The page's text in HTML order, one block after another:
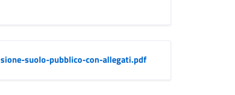
suolo-pubblico-con-allegati.pdf